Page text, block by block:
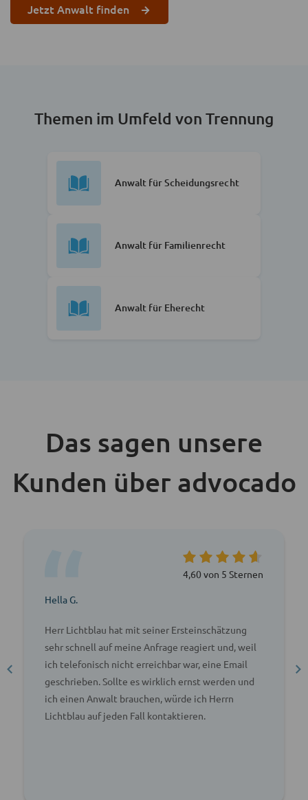
Jetzt Anwalt finden
Themen im Umfeld von Trennung
Anwalt für Scheidungsrecht
Anwalt für Familienrecht
Anwalt für Eherecht
Das sagen unsere
Kunden über advocado
4,60 von 5 Sternen
Hella G.
Herr Lichtblau hat mit seiner Ersteinschätzung
sehr schnell auf meine Anfrage reagiert und, weil
ich telefonisch nicht erreichbar war, eine Email
geschrieben. Sollte es wirklich ernst werden und
ich einen Anwalt brauchen, würde ich Herrn
Lichtblau auf jeden Fall kontaktieren.